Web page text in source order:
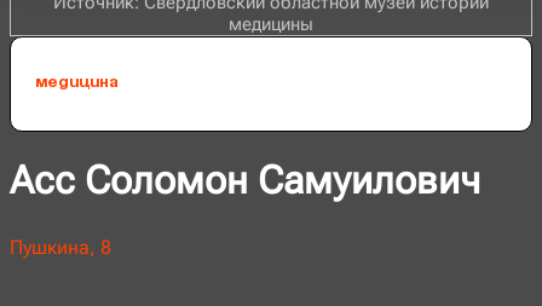
медицины
Медицина
Асс Соломон Самуилович
Пушкина, 8